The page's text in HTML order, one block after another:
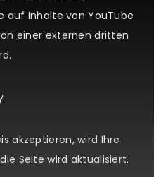
auf Inhalte von YouTube
einer externen dritten
akzeptieren, wird Ihre
Seite wird aktualisiert.